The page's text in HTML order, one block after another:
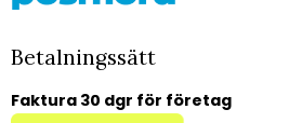
Betalningssätt
Faktura 30 dgr för företag